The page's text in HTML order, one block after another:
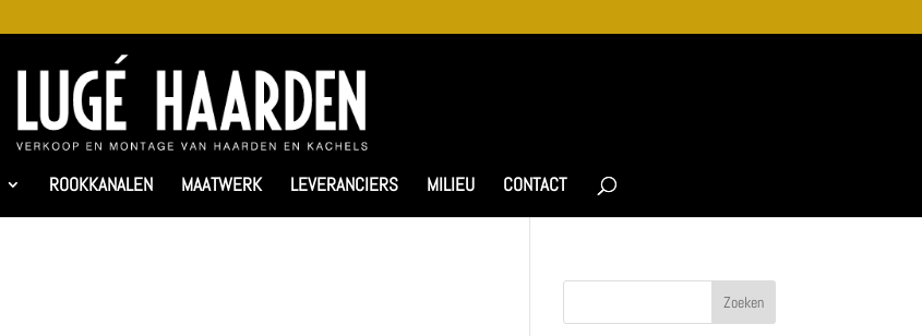
ROOKKANALEN MAATWERK LEVERANCIERS MILIEU CONTACT